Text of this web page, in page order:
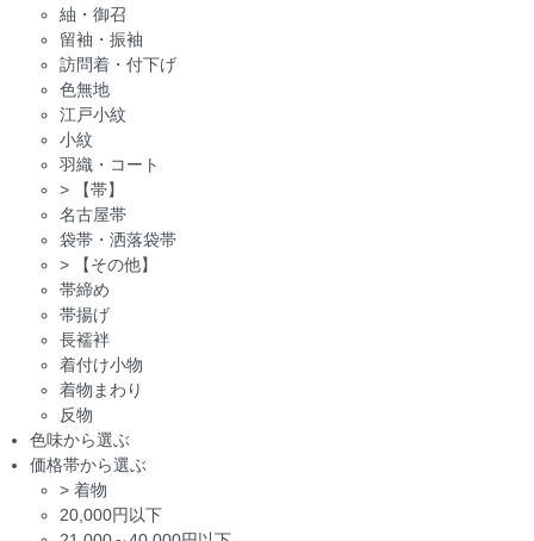
紬・御召
留袖・振袖
訪問着・付下げ
色無地
江戸小紋
小紋
羽織・コート
>
【帯】
名古屋帯
袋帯・洒落袋帯
>
【その他】
帯締め
帯揚げ
長襦袢
着付け小物
着物まわり
反物
色味から選ぶ
価格帯から選ぶ
> 着物
20,000円以下